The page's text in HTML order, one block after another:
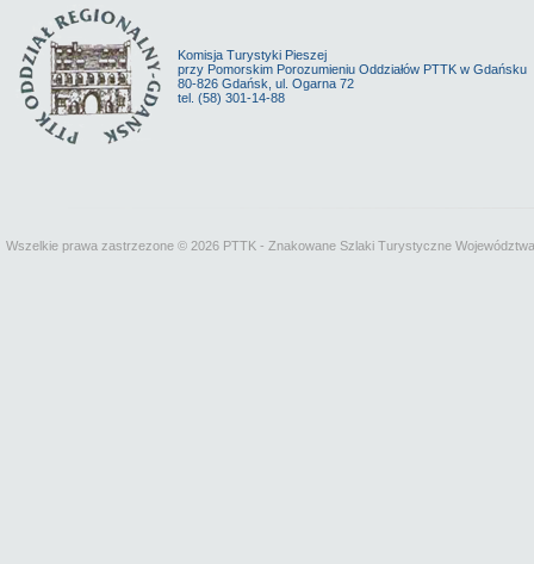
Komisja Turystyki Pieszej
przy Pomorskim Porozumieniu Oddziałów PTTK w Gdańsku
80-826 Gdańsk, ul. Ogarna 72
tel. (58) 301-14-88
Wszelkie prawa zastrzezone © 2026 PTTK - Znakowane Szlaki Turystyczne